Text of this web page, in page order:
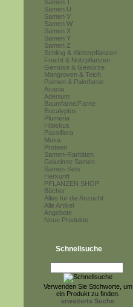
Samen T
Samen U
Samen V
Samen W
Samen X
Samen Y
Samen Z
Schling & Kletterpflanzen
Frucht & Nutzpflanzen
Gemüse & Gewürze
Mangroven & Teich
Palmen & Palmfarne
Acacia
Adenium
Baumfarne/Farne
Eucalyptus
Plumeria
Hibiskus
Passiflora
Musa
Proteen
Samen-Raritäten
Gekeimte Samen
Samen-Sets
Herkunft
PFLANZEN SHOP
Bücher
Alles für die Anzucht
Alle Artikel
Angebote
Neue Produkte
Schnellsuche
Verwenden Sie Stichworte, um
ein Produkt zu finden.
erweiterte Suche